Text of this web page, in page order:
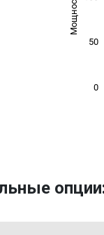
0
50